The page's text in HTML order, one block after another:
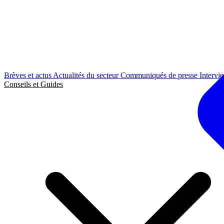
Brèves et actus Actualités du secteurCommuniqués de presse
Conseils et Guides